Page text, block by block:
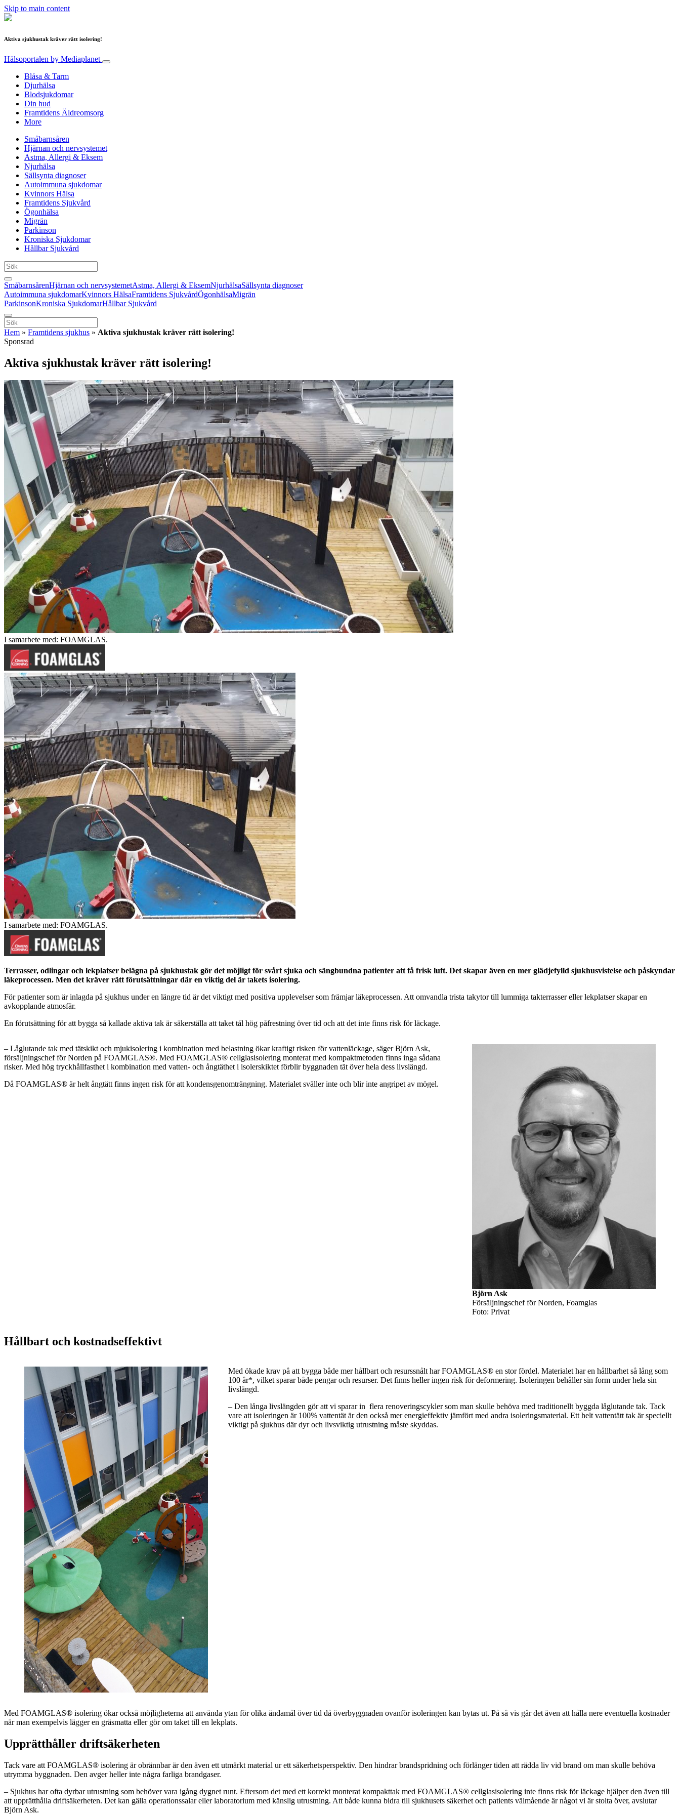
Skip to main content
Aktiva sjukhustak kräver rätt isolering!
Hälsoportalen by Mediaplanet
Blåsa & Tarm
Djurhälsa
Blodsjukdomar
Din hud
Framtidens Äldreomsorg
More
Småbarnsåren
Hjärnan och nervsystemet
Astma, Allergi & Eksem
Njurhälsa
Sällsynta diagnoser
Autoimmuna sjukdomar
Kvinnors Hälsa
Framtidens Sjukvård
Ögonhälsa
Migrän
Parkinson
Kroniska Sjukdomar
Hållbar Sjukvård
SmåbarnsårenHjärnan och nervsystemetAstma, Allergi & EksemNjurhälsaSällsynta diagnoser
Autoimmuna sjukdomarKvinnors HälsaFramtidens SjukvårdÖgonhälsaMigrän
ParkinsonKroniska SjukdomarHållbar Sjukvård
Hem » Framtidens sjukhus » Aktiva sjukhustak kräver rätt isolering!
Sponsrad
Aktiva sjukhustak kräver rätt isolering!
I samarbete med: FOAMGLAS.
I samarbete med: FOAMGLAS.
Terrasser, odlingar och lekplatser belägna på sjukhustak gör det möjligt för svårt sjuka och sängbundna patienter att få frisk luft. Det skapar även en mer glädjefylld sjukhusvistelse och påskyndar
läkeprocessen. Men det kräver rätt förutsättningar där en viktig del är takets isolering.
För patienter som är inlagda på sjukhus under en längre tid är det viktigt med positiva upplevelser som främjar läkeprocessen. Att omvandla trista takytor till lummiga takterrasser eller lekplatser skapar en
avkopplande atmosfär.
En förutsättning för att bygga så kallade aktiva tak är säkerställa att taket tål hög påfrestning över tid och att det inte finns risk för läckage.
– Låglutande tak med tätskikt och mjukisolering i kombination med belastning ökar kraftigt risken för vattenläckage, säger Björn Ask,
försäljningschef för Norden på FOAMGLAS®. Med FOAMGLAS® cellglasisolering monterat med kompaktmetoden finns inga sådana
risker. Med hög tryckhållfasthet i kombination med vatten- och ångtäthet i isolerskiktet förblir byggnaden tät över hela dess livslängd.
Då FOAMGLAS® är helt ångtätt finns ingen risk för att kondensgenomträngning. Materialet sväller inte och blir inte angripet av mögel.
Björn Ask
Försäljningschef för Norden, Foamglas
Foto: Privat
Hållbart och kostnadseffektivt
Med ökade krav på att bygga både mer hållbart och resurssnålt har FOAMGLAS® en stor fördel. Materialet har en hållbarhet så lång som
100 år*, vilket sparar både pengar och resurser. Det finns heller ingen risk för deformering. Isoleringen behåller sin form under hela sin
livslängd.
– Den långa livslängden gör att vi sparar in flera renoveringscykler som man skulle behöva med traditionellt byggda låglutande tak. Tack
vare att isoleringen är 100% vattentät är den också mer energieffektiv jämfört med andra isoleringsmaterial. Ett helt vattentätt tak är speciellt
viktigt på sjukhus där dyr och livsviktig utrustning måste skyddas.
Med FOAMGLAS® isolering ökar också möjligheterna att använda ytan för olika ändamål över tid då överbyggnaden ovanför isoleringen kan bytas ut. På så vis går det även att hålla nere eventuella kostnader
när man exempelvis lägger en gräsmatta eller gör om taket till en lekplats.
Upprätthåller driftsäkerheten
Tack vare att FOAMGLAS® isolering är obrännbar är den även ett utmärkt material ur ett säkerhetsperspektiv. Den hindrar brandspridning och förlänger tiden att rädda liv vid brand om man skulle behöva
utrymma byggnaden. Den avger heller inte några farliga brandgaser.
– Sjukhus har ofta dyrbar utrustning som behöver vara igång dygnet runt. Eftersom det med ett korrekt monterat kompakttak med FOAMGLAS® cellglasisolering inte finns risk för läckage hjälper den även till
att upprätthålla driftsäkerheten. Det kan gälla operationssalar eller laboratorium med känslig utrustning. Att både kunna bidra till sjukhusets säkerhet och patients välmående är något vi är stolta över, avslutar
Björn Ask.